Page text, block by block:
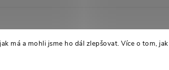
má a mohli jsme ho dál zlepšovat. Více o tom,